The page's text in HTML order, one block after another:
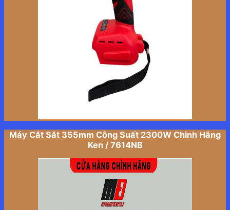
Máy Cắt Sắt 355mm Công Suất 2300W Chinh Hãng
Ken / 7614NB